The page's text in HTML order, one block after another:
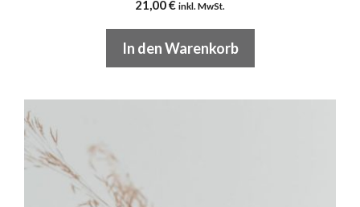
21,00€ inkl. MwSt.
In den Warenkorb